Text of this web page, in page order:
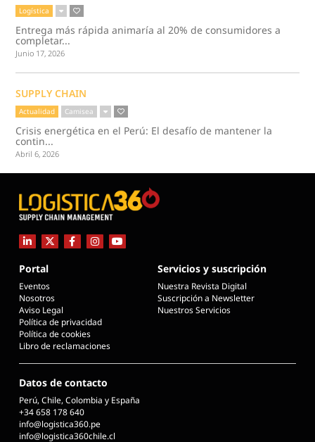
Logística
Entrega más rápida animaría al 20% de consumidores a
completar...
Junio 17, 2026
SUPPLY CHAIN
Actualidad Camisea
Crisis energética en el Perú: El desafío de mantener la
contin...
Abril 6, 2026
Portal
Eventos
Nosotros
Aviso Legal
Política de privacidad
Política de cookies
Libro de reclamaciones
Servicios y suscripción
Nuestra Revista Digital
Suscripción a Newsletter
Nuestros Servicios
Datos de contacto
Perú, Chile, Colombia y España
+34 658 178 640
info@logistica360.pe
info@logistica360chile.cl